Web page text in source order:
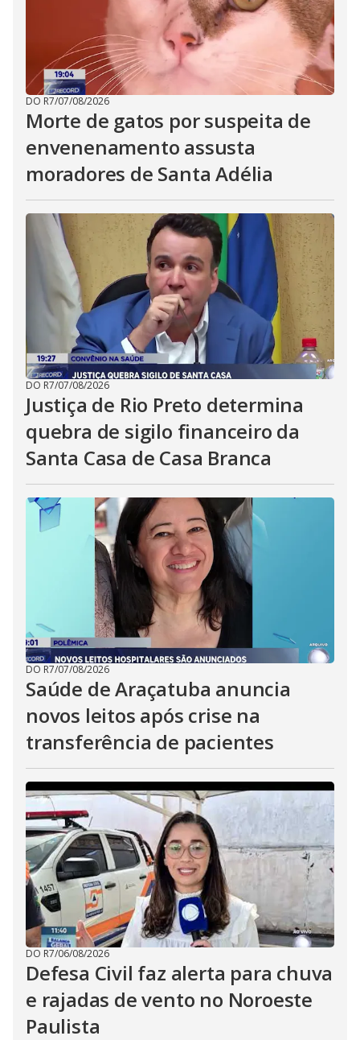
DO R7/07/08/2026
Morte de gatos por suspeita de
envenenamento assusta
moradores de Santa Adélia
DO R7/07/08/2026
Justiça de Rio Preto determina
quebra de sigilo financeiro da
Santa Casa de Casa Branca
DO R7/07/08/2026
Saúde de Araçatuba anuncia
novos leitos após crise na
transferência de pacientes
DO R7/06/08/2026
Defesa Civil faz alerta para chuva
e rajadas de vento no Noroeste
Paulista